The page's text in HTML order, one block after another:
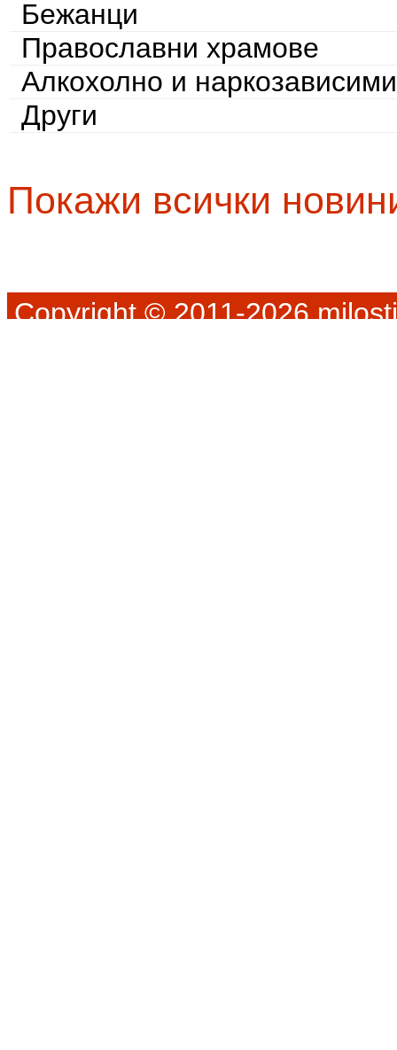
Бежанци
Православни храмове
Алкохолно и наркозависими
Други
Покажи всички
Copyright © 2011-2026